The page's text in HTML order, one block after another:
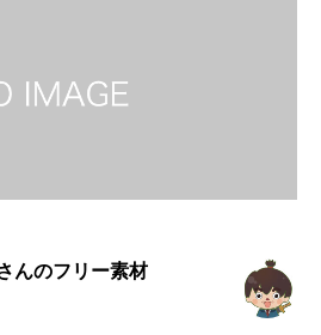
んのフリー素材